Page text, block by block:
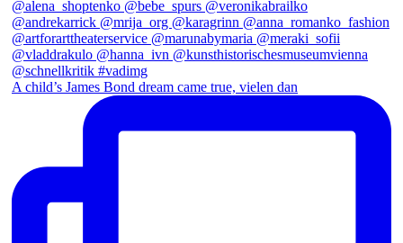
A child’s James Bond dream came true, vielen dan